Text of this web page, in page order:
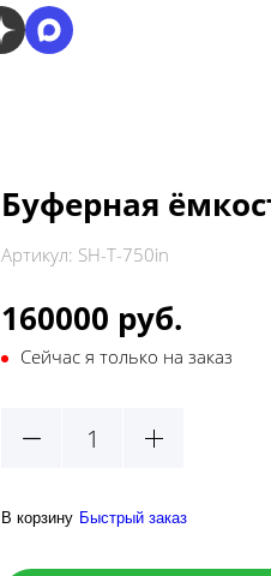
Буферная
Артикул: SH-T-750in
160000 руб.
Сейчас я только на заказ
В корзину Быстрый заказ